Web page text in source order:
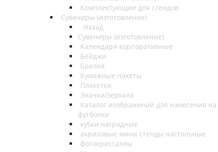
Комплектующие для стендов
Сувениры (изготовление)
Назад
Сувениры (изготовление)
Календари корпоративные
Бейджи
Брелки
Бумажные пакеты
Плакетки
Значки/зеркала
Каталог изображений для нанесения на
футболки
кубки наградные
акриловые мини стенды настольные
фотокристаллы